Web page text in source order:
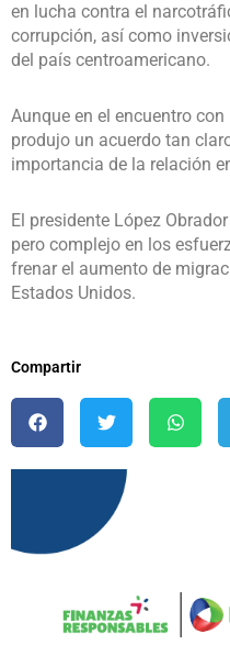
en lucha contra el
corrupción, así como
del país centroamericano.
Aunque en el encuentro
produjo un acuerdo tan
importancia de la relación
El presidente López
pero complejo en los
frenar el aumento de
Estados Unidos.
Compartir